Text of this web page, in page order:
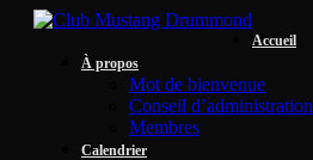
Accueil
À propos
Mot de bienvenue
Conseil d’administration
Membres
Calendrier